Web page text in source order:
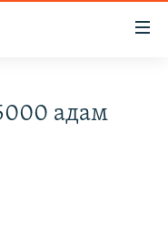
адам